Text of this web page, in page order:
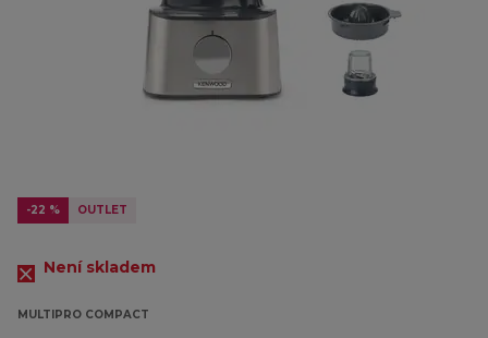
-22 % OUTLET
Není skladem
MULTIPRO COMPACT